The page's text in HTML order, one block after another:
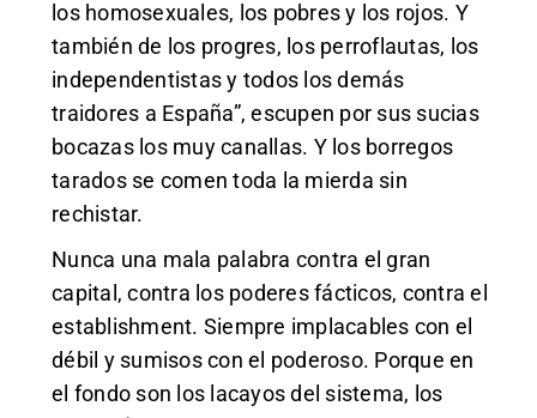
los homosexuales, los pobres y los rojos. Y
también de los progres, los perroflautas, los
independentistas y todos los demás
traidores a España”, escupen por sus sucias
bocazas los muy canallas. Y los borregos
tarados se comen toda la mierda sin
rechistar.
Nunca una mala palabra contra el gran
capital, contra los poderes fácticos, contra el
establishment. Siempre implacables con el
débil y sumisos con el poderoso. Porque en
el fondo son los lacayos del sistema, los